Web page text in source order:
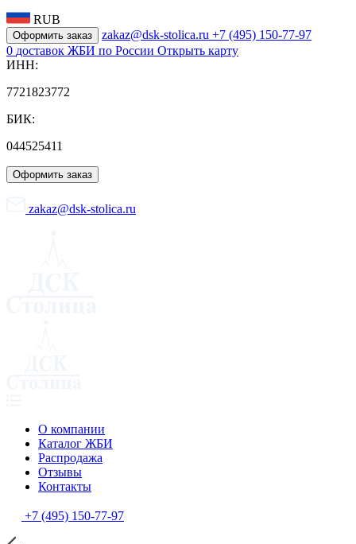
RUB
Оформить заказ zakaz@dsk-stolica.ru +7 (495) 150-77-97
0 доставок ЖБИ по России Открыть карту
ИНН:
7721823772
БИК:
044525411
Оформить заказ
zakaz@dsk-stolica.ru
О компании
Каталог ЖБИ
Распродажа
Отзывы
Контакты
+7 (495) 150-77-97